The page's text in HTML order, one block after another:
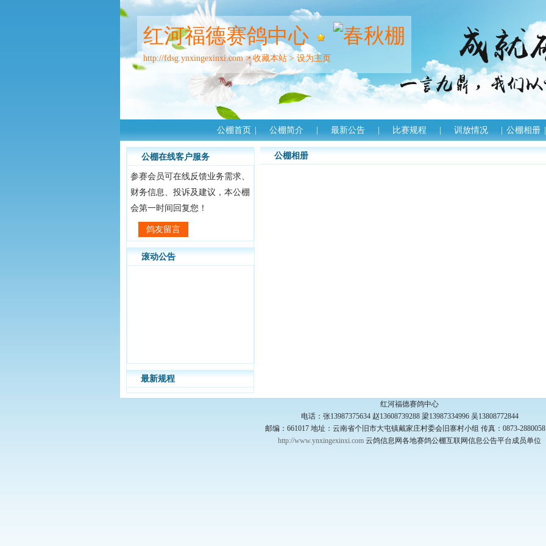
红河福德赛鸽中心
http://fdsg.ynxingexinxi.com>收藏本站 >设为主页
公棚首页 公棚简介 最新公告 比赛规程 训放情况 公棚相册
公棚在线客户服务
参赛会员可在线反馈业务需求、
财务信息、投诉及建议，本公棚
会第一时间回复您！
鸽友留言
滚动公告
最新规程
公棚相册
红河福德赛鸽中心
电话：张13987375634 赵13608739288 梁13987334996 吴13808772844
邮编：661017 地址：云南省个旧市大屯镇戴家庄村委会旧寨村小组 传真：0873-
http://www.ynxingexinxi.com 云鸽信息网各地赛鸽公棚互联网信息公告平台成员单位